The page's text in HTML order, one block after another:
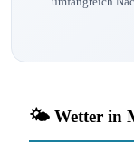
🌤️ Wetter in